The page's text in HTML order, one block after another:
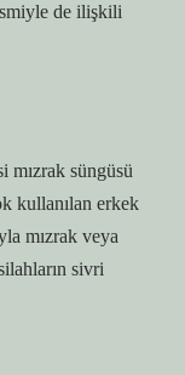
de ilişkili
mızrak süngüsü
kullanılan erkek
mızrak veya
sivri